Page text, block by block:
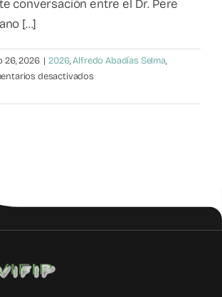
conversación entre el Dr. Pere
[...]
26, 2026 | 2026,Alfredo Abadías Selma,
desactivadosen
inteligencia